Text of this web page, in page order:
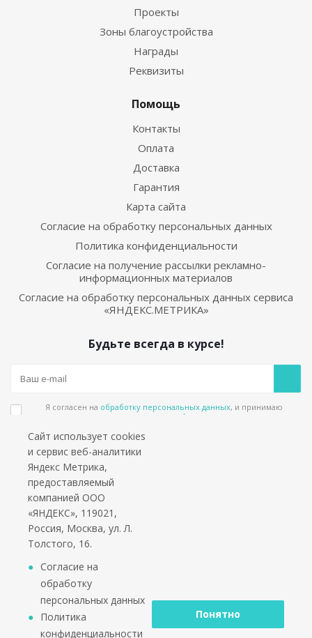
Проекты
Зоны благоустройства
Награды
Реквизиты
Помощь
Контакты
Оплата
Доставка
Гарантия
Карта сайта
Согласие на обработку персональных данных
Политика конфиденциальности
Согласие на получение рассылки рекламно-
информационных материалов
Согласие на обработку персональных данных сервиса
«ЯНДЕКС.МЕТРИКА»
Будьте всегда в курсе!
Я согласен на обработку персональных данных, и принимаю
политике конфиденциальности
Подпишитесь на еженедельный новостной бюллетень и получайте наши
лучшие материалы каждую пятницу!
Социальные сети
*работаем только с юридическими лицами и ИП
2002 - 2026 © PuntoGroup - производитель городской
Сайт использует cookies
и сервис веб-аналитики
Яндекс Метрика,
предоставляемый
компанией ООО
«ЯНДЕКС», 119021,
Россия, Москва, ул. Л.
Толстого, 16.
Согласие на
обработку
персональных данных
Политика
конфиденциальности
Понятно